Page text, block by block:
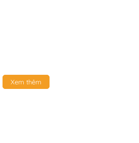
Xem thêm